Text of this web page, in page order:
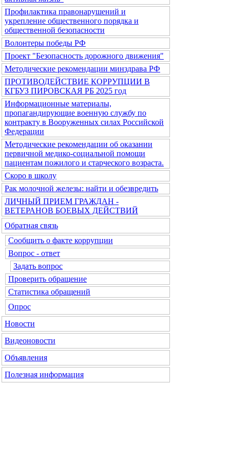
Профилактика правонарушений и
укрепление общественного порядка и
общественной безопасности
Волонтеры победы РФ
Проект "Безопасность дорожного движения"
Методические рекомендации минздрава РФ
ПРОТИВОДЕЙСТВИЕ КОРРУПЦИИ В
КГБУЗ ПИРОВСКАЯ РБ 2025 год
Информационные материалы,
пропагандирующие военную службу по
контракту в Вооруженных силах Российской
Федерации
Методические рекомендации об оказании
первичной медико-социальной помощи
пациентам пожилого и старческого возраста.
Скоро в школу
Рак молочной железы: найти и обезвредить
ЛИЧНЫЙ ПРИЕМ ГРАЖДАН -
ВЕТЕРАНОВ БОЕВЫХ ДЕЙСТВИЙ
Обратная связь
Сообщить о факте коррупции
Вопрос - ответ
Задать вопрос
Проверить обращение
Статистика обращений
Опрос
Новости
Видеоновости
Объявления
Полезная информация